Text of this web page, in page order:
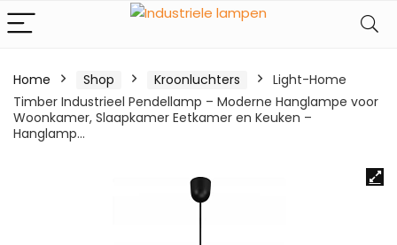
Home Shop Kroonluchters
Light-Home
Timber Industrieel Pendellamp – Moderne Hanglampe voor
Woonkamer, Slaapkamer Eetkamer en Keuken –
Hanglamp…